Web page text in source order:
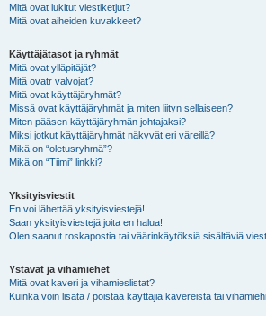
Mitä ovat lukitut viestiketjut?
Mitä ovat aiheiden kuvakkeet?
Käyttäjätasot ja ryhmät
Mitä ovat ylläpitäjät?
Mitä ovatr valvojat?
Mitä ovat käyttäjäryhmät?
Missä ovat käyttäjäryhmät ja miten liityn sellaiseen?
Miten pääsen käyttäjäryhmän johtajaksi?
Miksi jotkut käyttäjäryhmät näkyvät eri väreillä?
Mikä on “oletusryhmä”?
Mikä on “Tiimi” linkki?
Yksityisviestit
En voi lähettää yksityisviestejä!
Saan yksityisviestejä joita en halua!
Olen saanut roskapostia tai väärinkäytöksiä sisältäviä
Ystävät ja vihamiehet
Mitä ovat kaveri ja vihamieslistat?
Kuinka voin lisätä / poistaa käyttäjiä kavereista tai